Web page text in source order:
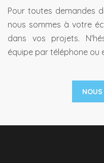
Pour toutes demandes
nous sommes à votre
dans vos projets.
équipe par téléphone ou
NOUS